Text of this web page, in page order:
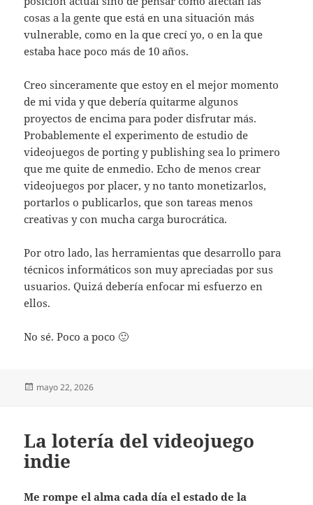
cosas a la gente que está en una situación más
vulnerable, como en la que crecí yo, o en la que
estaba hace poco más de 10 años.
Creo sinceramente que estoy en el mejor momento
de mi vida y que debería quitarme algunos
proyectos de encima para poder disfrutar más.
Probablemente el experimento de estudio de
videojuegos de porting y publishing sea lo primero
que me quite de enmedio. Echo de menos crear
videojuegos por placer, y no tanto monetizarlos,
portarlos o publicarlos, que son tareas menos
creativas y con mucha carga burocrática.
Por otro lado, las herramientas que desarrollo para
técnicos informáticos son muy apreciadas por sus
usuarios. Quizá debería enfocar mi esfuerzo en
ellos.
No sé. Poco a poco 🙂
Publicado
mayo 22, 2026
La lotería del videojuego
indie
Me rompe el alma cada día el estado de la